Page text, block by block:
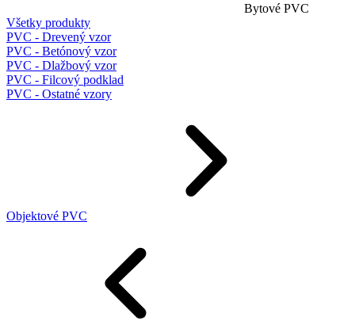
Bytové PVC
Všetky produkty
PVC - Drevený vzor
PVC - Betónový vzor
PVC - Dlažbový vzor
PVC - Filcový podklad
PVC - Ostatné vzory
Objektové PVC